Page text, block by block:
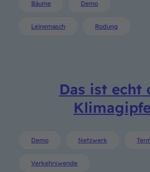
Bäume Demo
Leinemasch Rodung
Das ist echt
Demo Netzwerk
Verkehrswende